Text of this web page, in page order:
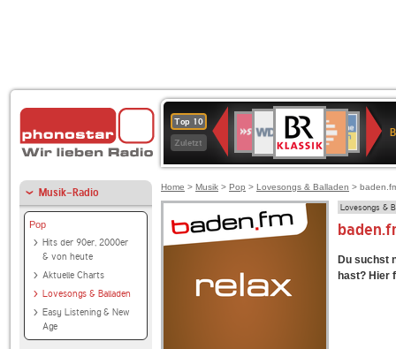
Top 10
Zuletzt
Deutschlandfunk
80er
90er
OLDIE
ANTENNE
4
BR-
KLASSIK
Deutschlandfunk
Kultur
ANTENNE
BAYERN
SWR
Kultur
NDR
2
Musik-Radio
Pop
Hits der 90er, 2000er
& von heute
Aktuelle Charts
Lovesongs & Balladen
Easy Listening & New
Age
Home > Musik > Pop > Lovesongs & Balladen >
Lovesongs &
Du suchst
hast? Hier